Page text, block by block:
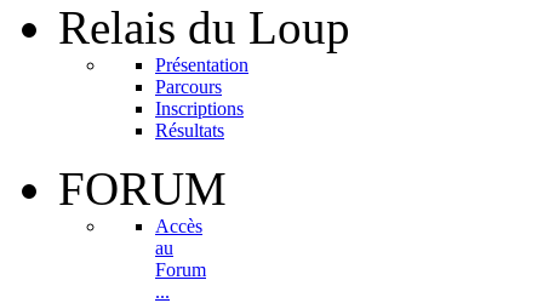
Relais du Loup
Présentation
Parcours
Inscriptions
Résultats
FORUM
Accès
au
Forum
...